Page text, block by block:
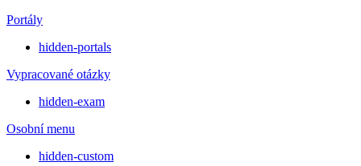
Portály
hidden-portals
Vypracované otázky
hidden-exam
Osobní menu
hidden-custom